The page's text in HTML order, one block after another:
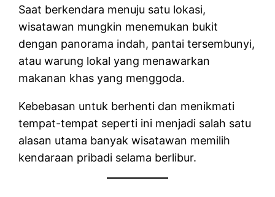
Saat berkendara menuju satu lokasi,
wisatawan mungkin menemukan bukit
dengan panorama indah, pantai tersembunyi,
atau warung lokal yang menawarkan
makanan khas yang menggoda.
Kebebasan untuk berhenti dan menikmati
tempat-tempat seperti ini menjadi salah satu
alasan utama banyak wisatawan memilih
kendaraan pribadi selama berlibur.